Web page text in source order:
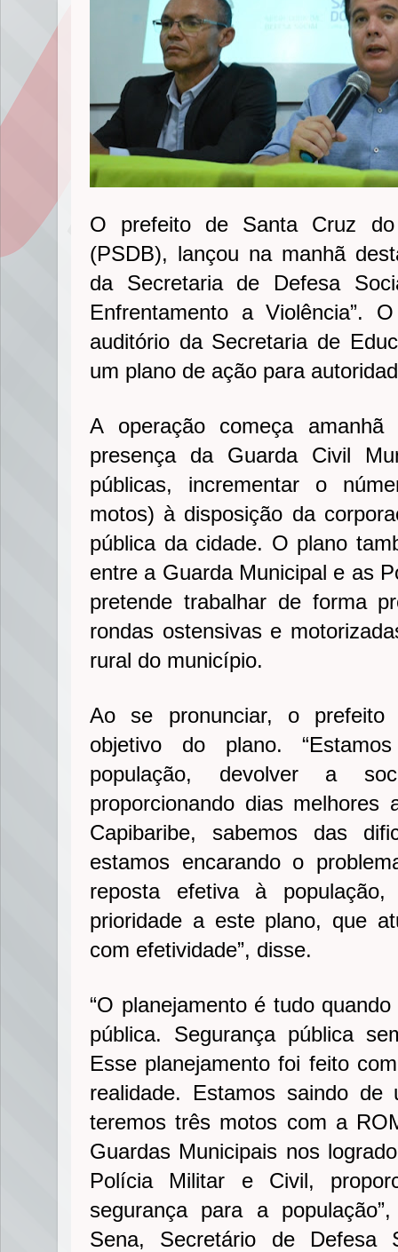
O prefeito de Santa Cruz do
(PSDB), lançou na manhã
da Secretaria de Defesa
Enfrentamento a Violência”.
auditório da Secretaria de
um plano de ação para
A operação começa
presença da Guarda Civil
públicas, incrementar o
motos) à disposição da
pública da cidade. O plano
entre a Guarda Municipal e as
pretende trabalhar de forma
rondas ostensivas e
rural do município.
Ao se pronunciar, o prefeito
objetivo do plano.
população, devolver a
proporcionando dias
Capibaribe, sabemos das
estamos encarando o
reposta efetiva à
prioridade a este plano, que
com efetividade”, disse.
“O planejamento é tudo
pública. Segurança pública
Esse planejamento foi feito
realidade. Estamos saindo de
teremos três motos com a
Guardas Municipais nos
Polícia Militar e Civil,
segurança para a
Sena, Secretário de